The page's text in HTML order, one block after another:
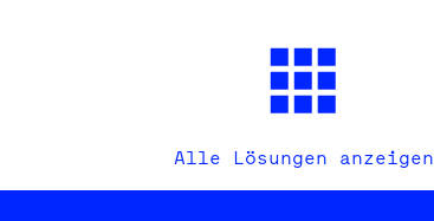
Alle Lösungen anzeigen